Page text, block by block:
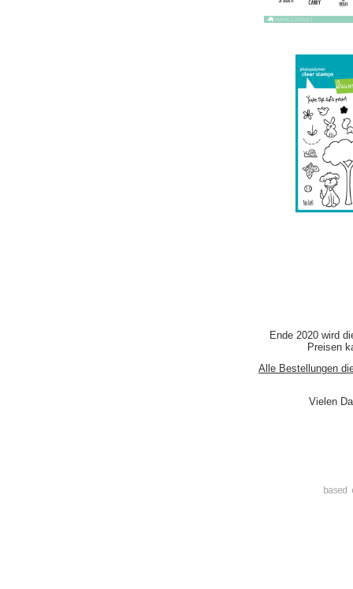
Ende 2020 wird
Preisen
Alle Bestellungen
Vielen